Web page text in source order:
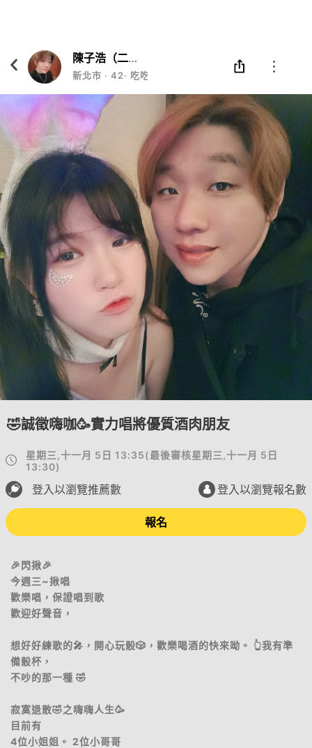
陳子浩（二哥）
新北市 ‧ 42‧ 吃吃喝喝小職員
🤣誠徵嗨咖🥳實力唱將優質酒肉朋友
星期三,十一月 5日 13:35(最後審核星期三,十一月 5日
13:30)
登入以瀏覽推薦數 登入以瀏覽報名數
報名
🎉閃揪🎉
今週三~揪唱
歡樂唱，保證唱到歌
歡迎好聲音，
想好好練歌的🎤，開心玩骰🎲，歡樂喝酒的快來呦。 👆我有準
備骰杯，
不吵的那一種 🤣
寂寞退散🤣之嗨嗨人生🥳
目前有
4位小姐姐。 2位小哥哥